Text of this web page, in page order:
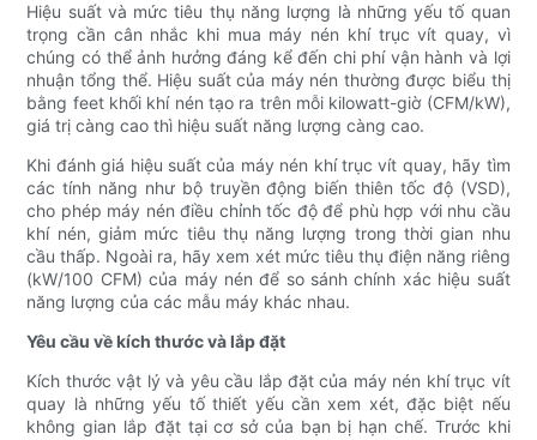
Hiệu suất và mức tiêu thụ năng lượng là những yếu tố quan
trọng cần cân nhắc khi mua máy nén khí trục vít quay, vì
chúng có thể ảnh hưởng đáng kể đến chi phí vận hành và lợi
nhuận tổng thể. Hiệu suất của máy nén thường được biểu thị
bằng feet khối khí nén tạo ra trên mỗi kilowatt-giờ (CFM/kW),
giá trị càng cao thì hiệu suất năng lượng càng cao.
Khi đánh giá hiệu suất của máy nén khí trục vít quay, hãy tìm
các tính năng như bộ truyền động biến thiên tốc độ (VSD),
cho phép máy nén điều chỉnh tốc độ để phù hợp với nhu cầu
khí nén, giảm mức tiêu thụ năng lượng trong thời gian nhu
cầu thấp. Ngoài ra, hãy xem xét mức tiêu thụ điện năng riêng
(kW/100 CFM) của máy nén để so sánh chính xác hiệu suất
năng lượng của các mẫu máy khác nhau.
Yêu cầu về kích thước và lắp đặt
Kích thước vật lý và yêu cầu lắp đặt của máy nén khí trục vít
quay là những yếu tố thiết yếu cần xem xét, đặc biệt nếu
không gian lắp đặt tại cơ sở của bạn bị hạn chế. Trước khi